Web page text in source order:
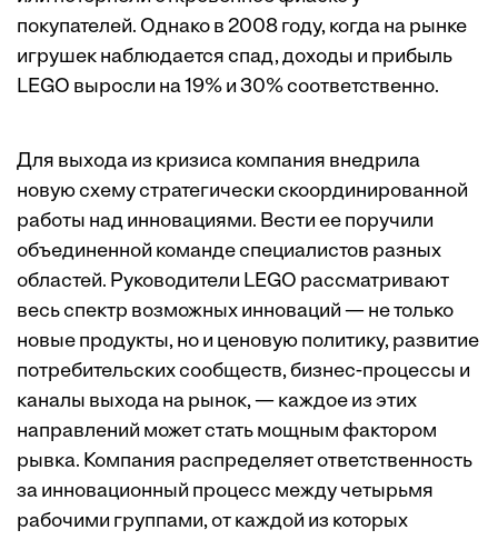
покупателей. Однако в 2008 году, когда на рынке
игрушек наблюдается спад, доходы и прибыль
LEGO выросли на 19% и 30% соответственно.
Для выхода из кризиса компания внедрила
новую схему стратегически скоординированной
работы над инновациями. Вести ее поручили
объединенной команде специалистов разных
областей. Руководители LEGO рассматривают
весь спектр возможных инноваций — не только
новые продукты, но и ценовую политику, развитие
потребительских сообществ, бизнес-процессы и
каналы выхода на рынок, — каждое из этих
направлений может стать мощным фактором
рывка. Компания распределяет ответственность
за инновационный процесс между четырьмя
рабочими группами, от каждой из которых